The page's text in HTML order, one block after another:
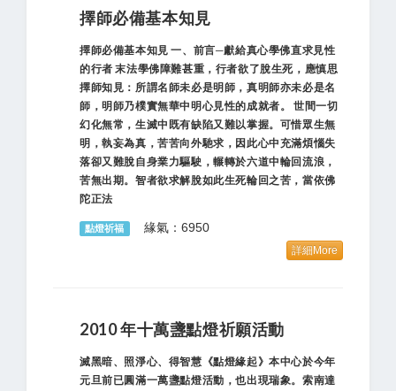
擇師必備基本知見
擇師必備基本知見 一、前言─獻給真心學佛直求見性
的行者 末法學佛障難甚重，行者欲了脫生死，應慎思
擇師知見：所謂名師未必是明師，真明師亦未必是名
師，明師乃樸實無華中明心見性的成就者。 世間一切
幻化無常，生滅中既有缺陷又難以掌握。可惜眾生無
明，執妄為真，苦苦向外馳求，因此心中充滿煩惱失
落卻又難脫自身業力驅駛，輾轉於六道中輪回流浪，
苦無出期。智者欲求解脫如此生死輪回之苦，當依佛
陀正法
點燈祈福 緣氣：6950
詳細More
2010 年十萬盞點燈祈願活動
滅黑暗、照淨心、得智慧《點燈緣起》本中心於今年
元旦前已圓滿一萬盞點燈活動，也出現瑞象。索南達